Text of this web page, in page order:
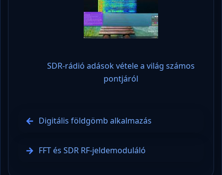
SDR-rádió adások vétele a világ számos
pontjáról
Digitális földgömb alkalmazás
FFT és SDR RF-jeldemoduláló